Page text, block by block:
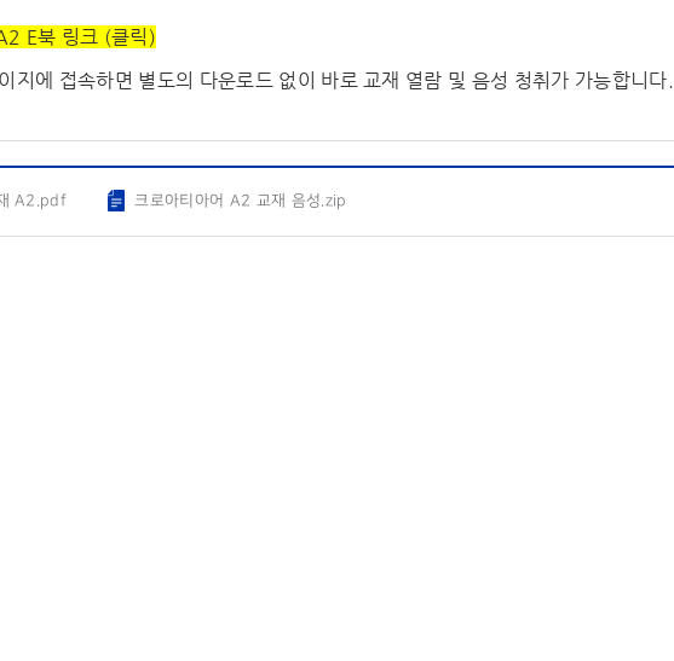
E북 링크 (클릭)
지에 접속하면 별도의 다운로드 없이 바로 교재 열람 및 음성 청취가 가능합니다.
A2.pdf 크로아티아어 A2 교재 음성.zip